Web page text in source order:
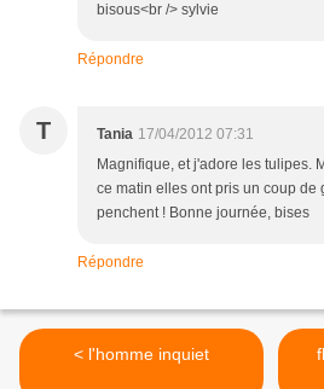
bisous<br /> sylvie
Répondre
T Tania 17/04/2012 07:31
Magnifique, et j'adore les tulipes.
ce matin elles ont pris un coup de
penchent ! Bonne journée, bises
Répondre
< l'homme inquiet